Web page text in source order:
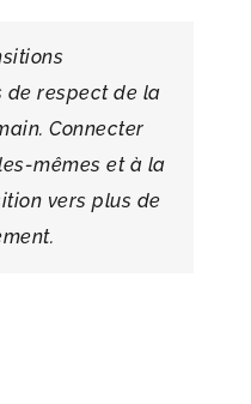
de respect de la
Connecter
mêmes et à la
vers plus de